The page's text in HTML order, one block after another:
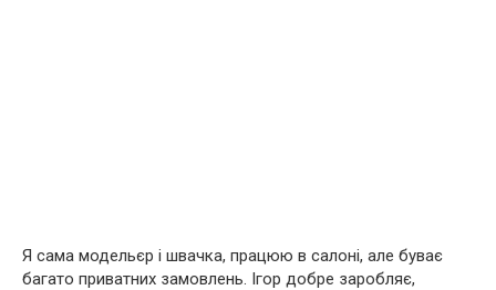
Я сама модельєр і швачка, працюю в салоні, але буває
багато приватних замовлень. Ігор добре заробляє,